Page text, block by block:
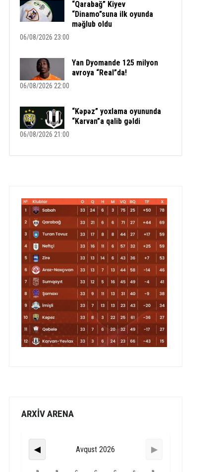
“Qarabağ” Kiyev
“Dinamo”suna ilk oyunda
məğlub oldu
06/08/2026 23:00
Yan Dyomande 125 milyon
avroya “Real”da!
06/08/2026 22:00
“Kəpəz” yoxlama oyununda
“Karvan”a qalib gəldi
06/08/2026 21:00
ARXİV ARENA
◀ Avqust 2026 ▶